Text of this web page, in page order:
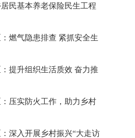
民基本养老保险民生工程
燃气隐患排查 紧抓安全生
提升组织生活质效 奋力推
压实防火工作，助力乡村
深入开展乡村振兴“大走访